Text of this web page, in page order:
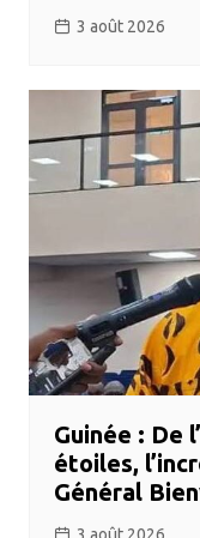
3 août 2026
Guinée : De
étoiles,
Général